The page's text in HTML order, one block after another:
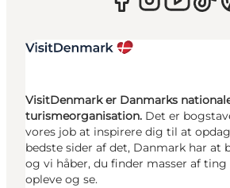
VisitDenmark er Danmarks
turismeorganisation. Det er
vores job at inspirere dig til at
bedste sider af det, Danmark har at
og vi håber, du finder masser af ting
opleve og se.